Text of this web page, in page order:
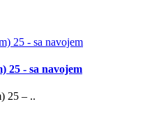
25 - sa navojem
25 – ..